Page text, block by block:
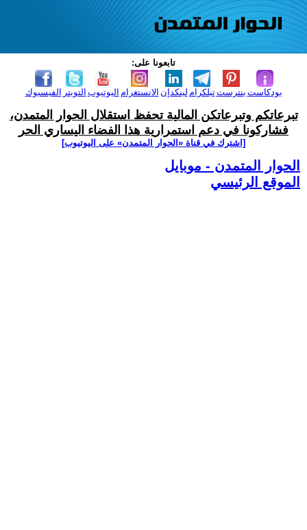
تابعونا على:
الفيسبوك التويتر اليوتيوب الانستغرام لينكدإن تيلكرامبنترست بودكاست
تبرعاتكم وتبرعاتكن المالية تحفظ استقلال الحوار المتمدن،
فشاركونا في دعم استمرارية هذا الفضاء اليساري الحر
[اشترك في قناة ‫«الحوار المتمدن» على اليوتيوب]
الحوار المتمدن - موبايل
الموقع الرئيسي